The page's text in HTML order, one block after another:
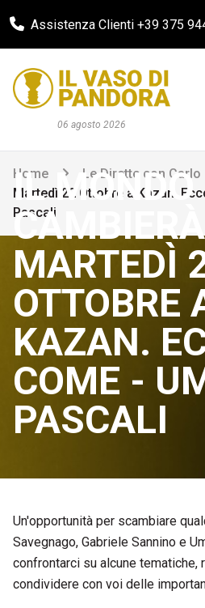
Assistenza Clienti +39 375
06 agosto 2026
Home Le Dirette con Carlo
Martedì 22 Ottobre a Kazan.
Pascali
IL MONDO
CAMBIERÀ
MARTEDÌ
OTTOBRE
KAZAN.
COME -
PASCALI
Un'opportunità per scambiare
Savegnago, Gabriele Sannino e
confrontarci su alcune
condividere con voi delle